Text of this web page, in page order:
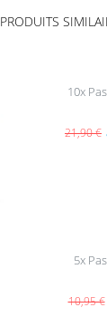
PRODUITS
10x
21,90 €
5x
10,95 €